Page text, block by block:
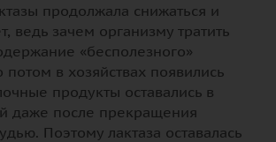
продолжала снижаться и
ведь зачем организму тратить
«бесполезного»
в хозяйствах появились
продукты оставались в
даже после прекращения
Поэтому лактаза оставалась